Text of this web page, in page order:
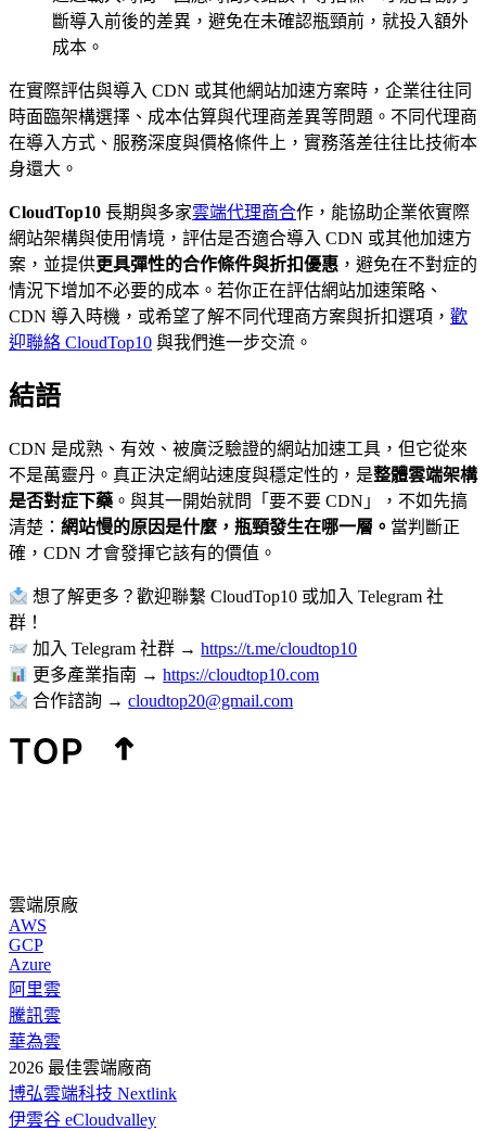
斷導入前後的差異，避免在未確認瓶頸前，就投入額外
成本。
在實際評估與導入 CDN 或其他網站加速方案時，企業往往同
時面臨架構選擇、成本估算與代理商差異等問題。不同代理商
在導入方式、服務深度與價格條件上，實務落差往往比技術本
身還大。
CloudTop10 長期與多家雲端代理商合作，能協助企業依實際
網站架構與使用情境，評估是否適合導入 CDN 或其他加速方
案，並提供更具彈性的合作條件與折扣優惠 ，避免在不對症的
情況下增加不必要的成本。若你正在評估網站加速策略、
CDN 導入時機，或希望了解不同代理商方案與折扣選項， 歡
迎聯絡 CloudTop10 與我們進一步交流。
結語
CDN 是成熟、有效、被廣泛驗證的網站加速工具，但它從來
不是萬靈丹。真正決定網站速度與穩定性的，是整體雲端架構
是否對症下藥 。與其一開始就問「要不要 CDN」，不如先搞
清楚： 網站慢的原因是什麼，瓶頸發生在哪一層。 當判斷正
確，CDN 才會發揮它該有的價值。
想了解更多？歡迎聯繫 CloudTop10 或加入 Telegram 社
群！
加入 Telegram 社群 →https://t.me/cloudtop10
更多產業指南 →https://cloudtop10.com
合作諮詢 →cloudtop20@gmail.com
雲端原廠
AWS
GCP
Azure
阿里雲
騰訊雲
華為雲
2026 最佳雲端廠商
博弘雲端科技 Nextlink
伊雲谷 eCloudvalley